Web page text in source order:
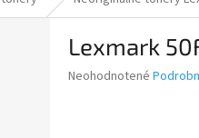
Lexmark
Priemerné
Neohodnotené